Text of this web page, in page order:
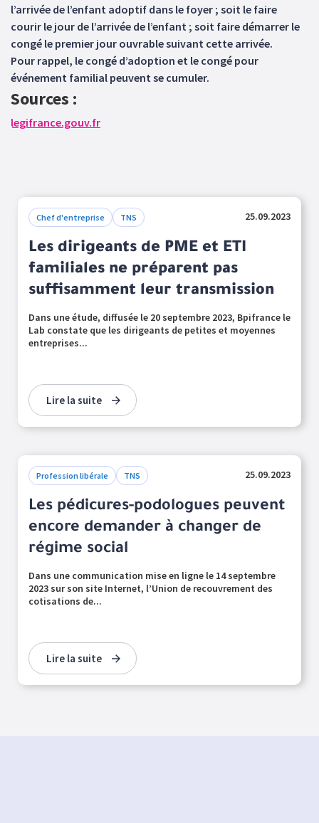
l’arrivée de l’enfant adoptif dans le foyer ; soit le faire
courir le jour de l’arrivée de l’enfant ; soit faire démarrer le
congé le premier jour ouvrable suivant cette arrivée.
Pour rappel, le congé d’adoption et le congé pour
événement familial peuvent se cumuler.
Sources :
legifrance.gouv.fr
Chef d'entreprise TNS 25.09.2023
Les dirigeants de PME et ETI
familiales ne préparent pas
suffisamment leur transmission
Dans une étude, diffusée le 20 septembre 2023, Bpifrance le
Lab constate que les dirigeants de petites et moyennes
entreprises...
Lire la suite
Profession libérale TNS 25.09.2023
Les pédicures-podologues peuvent
encore demander à changer de
régime social
Dans une communication mise en ligne le 14 septembre
2023 sur son site Internet, l’Union de recouvrement des
cotisations de...
Lire la suite